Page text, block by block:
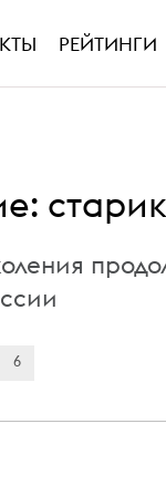
РЕЙТИНГИ
6